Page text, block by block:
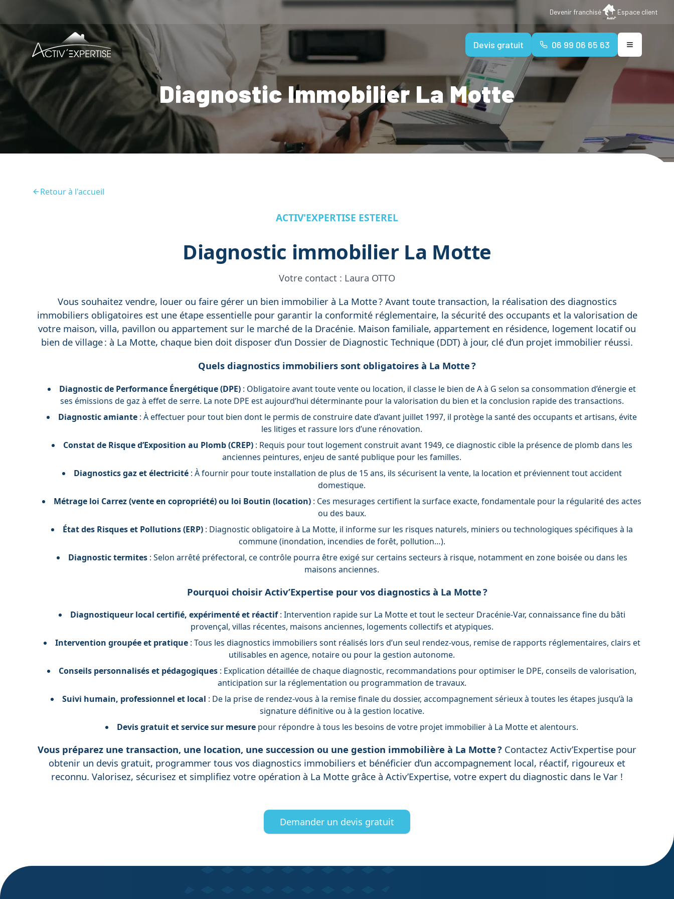
Devenir franchisé Espace client
Devis gratuit 06 99 06 65 63
Diagnostic Immobilier La Motte
Retour à l'accueil
ACTIV'EXPERTISE ESTEREL
Diagnostic immobilier La Motte
Votre contact : Laura OTTO
Vous souhaitez vendre, louer ou faire gérer un bien immobilier à La Motte ? Avant toute transaction, la réalisation des diagnostics
immobiliers obligatoires est une étape essentielle pour garantir la conformité réglementaire, la sécurité des occupants et la valorisation de
votre maison, villa, pavillon ou appartement sur le marché de la Dracénie. Maison familiale, appartement en résidence, logement locatif ou
bien de village : à La Motte, chaque bien doit disposer d’un Dossier de Diagnostic Technique (DDT) à jour, clé d’un projet immobilier réussi.
Quels diagnostics immobiliers sont obligatoires à La Motte ?
Diagnostic de Performance Énergétique (DPE) : Obligatoire avant toute vente ou location, il classe le bien de A à G selon sa consommation d’énergie et
ses émissions de gaz à effet de serre. La note DPE est aujourd’hui déterminante pour la valorisation du bien et la conclusion rapide des transactions.
Diagnostic amiante : À effectuer pour tout bien dont le permis de construire date d’avant juillet 1997, il protège la santé des occupants et artisans, évite
les litiges et rassure lors d’une rénovation.
Constat de Risque d’Exposition au Plomb (CREP): Requis pour tout logement construit avant 1949, ce diagnostic cible la présence de plomb dans les
anciennes peintures, enjeu de santé publique pour les familles.
Diagnostics gaz et électricité: À fournir pour toute installation de plus de 15 ans, ils sécurisent la vente, la location et préviennent tout accident
domestique.
Métrage loi Carrez (vente en copropriété) ou loi Boutin (location) : Ces mesurages certifient la surface exacte, fondamentale pour la régularité des actes
ou des baux.
État des Risques et Pollutions (ERP): Diagnostic obligatoire à La Motte, il informe sur les risques naturels, miniers ou technologiques spécifiques à la
commune (inondation, incendies de forêt, pollution…).
Diagnostic termites: Selon arrêté préfectoral, ce contrôle pourra être exigé sur certains secteurs à risque, notamment en zone boisée ou dans les
maisons anciennes.
Pourquoi choisir Activ’Expertise pour vos diagnostics à La Motte ?
Diagnostiqueur local certifié, expérimenté et réactif: Intervention rapide sur La Motte et tout le secteur Dracénie-Var, connaissance fine du bâti
provençal, villas récentes, maisons anciennes, logements collectifs et atypiques.
Intervention groupée et pratique: Tous les diagnostics immobiliers sont réalisés lors d’un seul rendez-vous, remise de rapports réglementaires, clairs et
utilisables en agence, notaire ou pour la gestion autonome.
Conseils personnalisés et pédagogiques : Explication détaillée de chaque diagnostic, recommandations pour optimiser le DPE, conseils de valorisation,
anticipation sur la réglementation ou programmation de travaux.
Suivi humain, professionnel et local : De la prise de rendez-vous à la remise finale du dossier, accompagnement sérieux à toutes les étapes jusqu’à la
signature définitive ou à la gestion locative.
Devis gratuit et service sur mesure pour répondre à tous les besoins de votre projet immobilier à La Motte et alentours.
Vous préparez une transaction, une location, une succession ou une gestion immobilière à La Motte ? Contactez Activ’Expertise pour
obtenir un devis gratuit, programmer tous vos diagnostics immobiliers et bénéficier d’un accompagnement local, réactif, rigoureux et
reconnu. Valorisez, sécurisez et simplifiez votre opération à La Motte grâce à Activ’Expertise, votre expert du diagnostic dans le Var !
Demander un devis gratuit